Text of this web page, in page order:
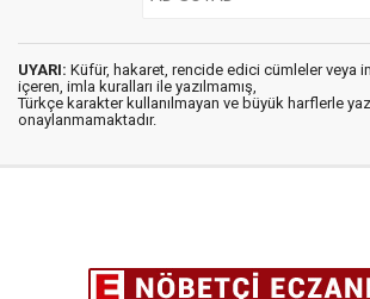
UYARI: Küfür, hakaret, rencide edici cümleler veya
içeren, imla kuralları ile yazılmamış,
Türkçe karakter kullanılmayan ve büyük harflerle
onaylanmamaktadır.